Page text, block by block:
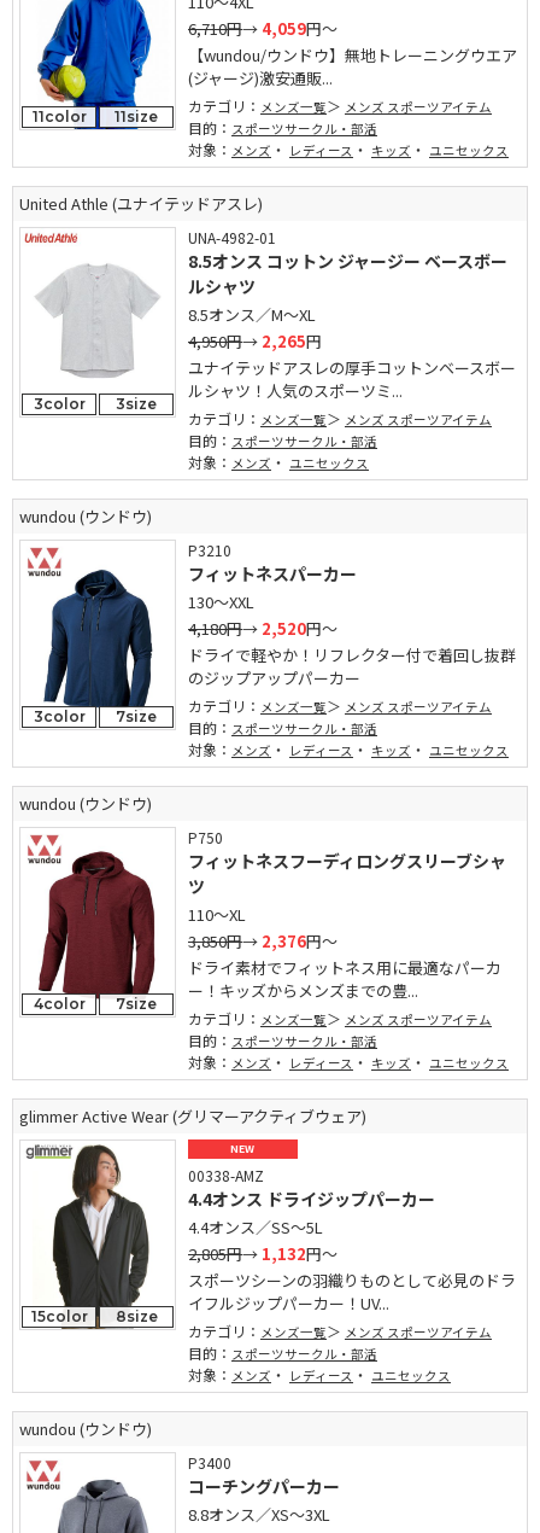
11color 11size
6,710円→ 4,059円～
【wundou/ウンドウ】無地トレーニングウエア
(ジャージ)激安通販...
カテゴリ： メンズ一覧 メンズ スポーツアイテム
目的： スポーツサークル・部活
対象： メンズ ・ レディース ・ キッズ ・ ユニセックス
United Athle (ユナイテッドアスレ)
3color 3size
UNA-4982-01
8.5オンス コットン ジャージー ベースボー
ルシャツ
8.5オンス／M～XL
4,950円→ 2,265円
ユナイテッドアスレの厚手コットンベースボー
ルシャツ！人気のスポーツミ...
カテゴリ： メンズ一覧 メンズ スポーツアイテム
目的： スポーツサークル・部活
対象： メンズ ・ ユニセックス
wundou (ウンドウ)
3color 7size
P3210
フィットネスパーカー
130～XXL
4,180円→ 2,520円～
ドライで軽やか！リフレクター付で着回し抜群
のジップアップパーカー
カテゴリ： メンズ一覧 メンズ スポーツアイテム
目的： スポーツサークル・部活
対象： メンズ ・ レディース ・ キッズ ・ ユニセックス
wundou (ウンドウ)
4color 7size
P750
フィットネスフーディロングスリーブシャ
ツ
110～XL
3,850円→ 2,376円～
ドライ素材でフィットネス用に最適なパーカ
ー！キッズからメンズまでの豊...
カテゴリ： メンズ一覧 メンズ スポーツアイテム
目的： スポーツサークル・部活
対象： メンズ ・ レディース ・ キッズ ・ ユニセックス
glimmer Active Wear (グリマーアクティブウェア)
15color 8size
NEW
00338-AMZ
4.4オンス ドライジップパーカー
4.4オンス／SS～5L
2,805円→ 1,132円～
スポーツシーンの羽織りものとして必見のドラ
イフルジップパーカー！UV...
カテゴリ： メンズ一覧 メンズ スポーツアイテム
目的： スポーツサークル・部活
対象： メンズ ・ レディース ・ ユニセックス
wundou (ウンドウ)
P3400
コーチングパーカー
8.8オンス／XS～3XL